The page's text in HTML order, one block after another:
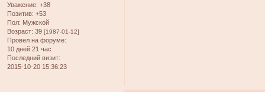
Уважение: +38
Позитив: +53
Пол: Мужской
Возраст: 39 [1987-01-12]
Провел на форуме:
10 дней 21 час
Последний визит:
2015-10-20 15:36:23